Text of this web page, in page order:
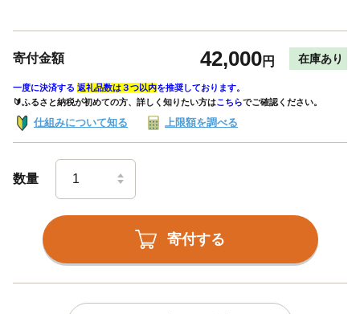
寄付金額 42,000円 在庫あり
一度に決済する 返礼品数は３つ以内を推奨しております。
🔰ふるさと納税が初めての方、詳しく知りたい方はこちらでご確認ください。
仕組みについて知る 上限額を調べる
数量
寄付する